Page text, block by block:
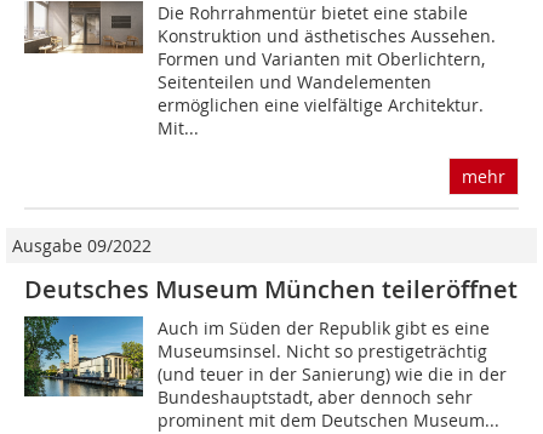
Die Rohrrahmentür bietet eine stabile
Konstruktion und ästhetisches Aussehen.
Formen und Varianten mit Oberlichtern,
Seitenteilen und Wandelementen
ermöglichen eine vielfältige Architektur.
Mit...
mehr
Ausgabe 09/2022
Deutsches Museum ­München teileröffnet
Auch im Süden der Republik gibt es eine
Mu­seumsinsel. Nicht so prestigeträchtig
(und teuer in der Sanierung) wie die in der
Bundeshauptstadt, aber dennoch sehr
prominent mit dem Deutschen Museum...